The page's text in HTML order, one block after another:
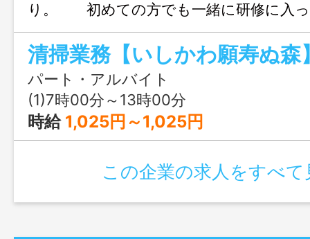
り。 初めての方でも一緒に研修に入っ
いけます。 長く勤められる仕事ですの
頑張ってまいりましょう 『シニア応
者の採用も積極的に行っています。若年
ご応募下さい。 無料駐車場あり ＜変
し＞
パート・アルバイト
(1)7時00分～13時00分
時給 1,025円～1,025円
この企業の求人をすべて